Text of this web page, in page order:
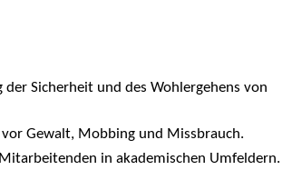
Sicherheit und des Wohlergehens von
Gewalt, Mobbing und Missbrauch.
in akademischen Umfeldern.